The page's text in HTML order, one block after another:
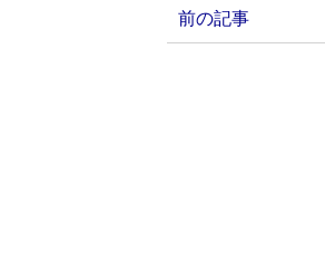
前の記事